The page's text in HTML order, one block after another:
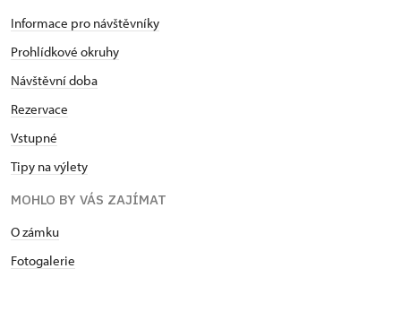
Informace pro návštěvníky
Prohlídkové okruhy
Návštěvní doba
Rezervace
Vstupné
Tipy na výlety
MOHLO BY VÁS ZAJÍMAT
O zámku
Fotogalerie